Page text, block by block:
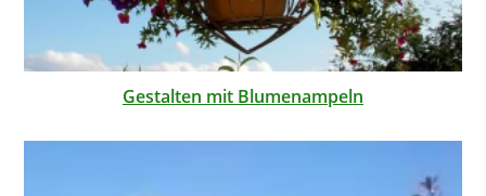
Gestalten mit Blumenampeln